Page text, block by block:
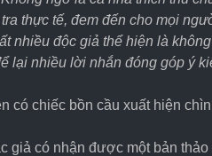
thực tế, đem đến cho mọi
nhiều độc giả thể hiện là
lại nhiều lời nhắn đóng góp ý
có chiếc bồn cầu xuất hiện
giả có nhận được một bản